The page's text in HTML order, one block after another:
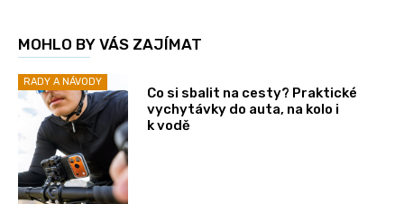
MOHLO BY VÁS ZAJÍMAT
RADY A NÁVODY
Co si sbalit na cesty? Praktické
vychytávky do auta, na kolo i
k vodě